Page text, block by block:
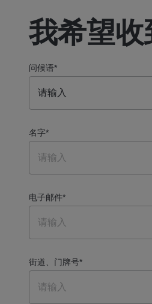
我希望收
问候语*
名字*
电子邮件*
街道、门牌号*